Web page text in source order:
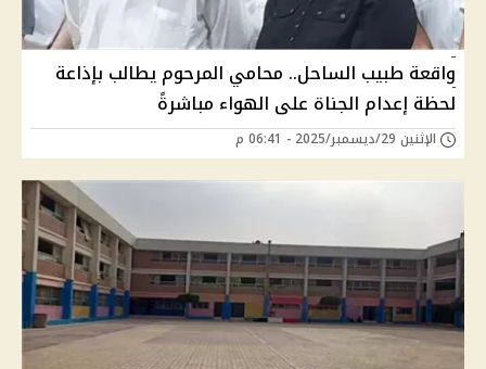
واقعة طبيب الساحل.. محامي المرحوم يطالب بإذاعة
لحظة إعدام الجناة على الهواء مباشرةً
الإثنين 29/ديسمبر/2025 - 06:41 م